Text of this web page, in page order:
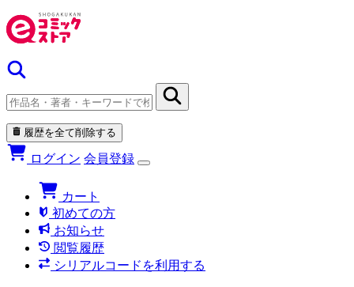
履歴を全て削除する
ログイン 会員登録
カート
初めての方
お知らせ
閲覧履歴
シリアルコードを利用する